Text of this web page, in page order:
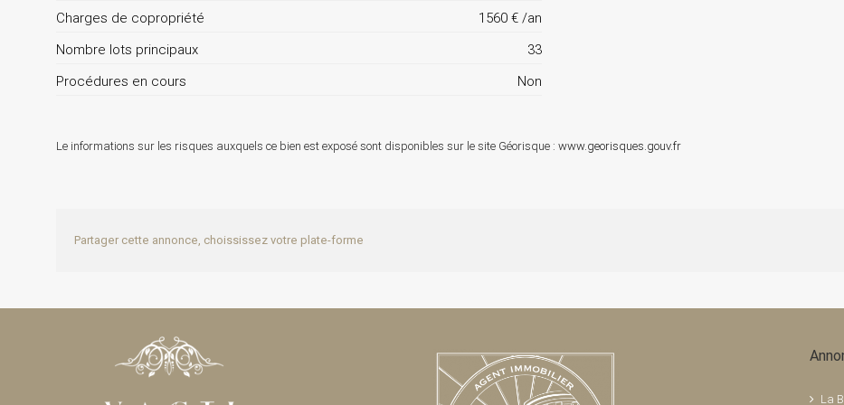
Charges de copropriété
1560 € /an
Nombre lots principaux
33
Procédures en cours
Non
Le informations sur les risques auxquels ce bien est exposé sont disponibles sur le site Géorisque : www.georisques.gouv.fr
Partager cette annonce, choississez votre plate-forme
La